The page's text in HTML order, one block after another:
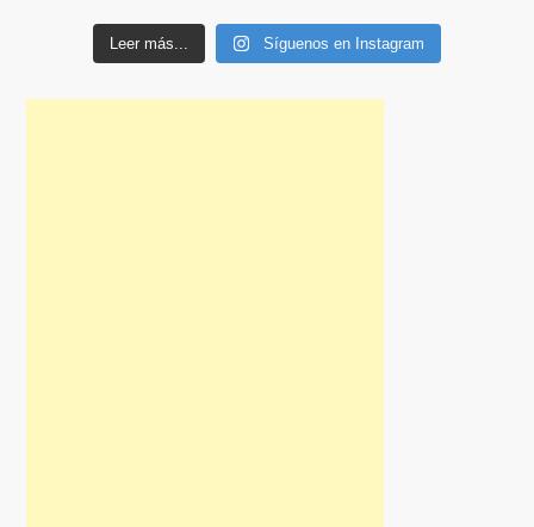
Leer más... Síguenos en Instagram